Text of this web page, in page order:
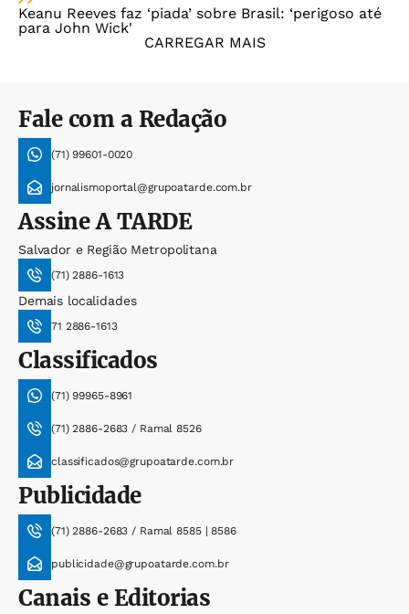
Keanu Reeves faz ‘piada’ sobre Brasil: ‘perigoso até
para John Wick'
CARREGAR MAIS
Fale com a Redação
(71) 99601-0020
jornalismoportal@grupoatarde.com.br
AssineA TARDE
Salvador e Região Metropolitana
(71) 2886-1613
Demais localidades
71 2886-1613
Classificados
(71) 99965-8961
(71) 2886-2683 / Ramal 8526
classificados@grupoatarde.com.br
Publicidade
(71) 2886-2683 / Ramal 8585 | 8586
publicidade@grupoatarde.com.br
Canais e Editorias